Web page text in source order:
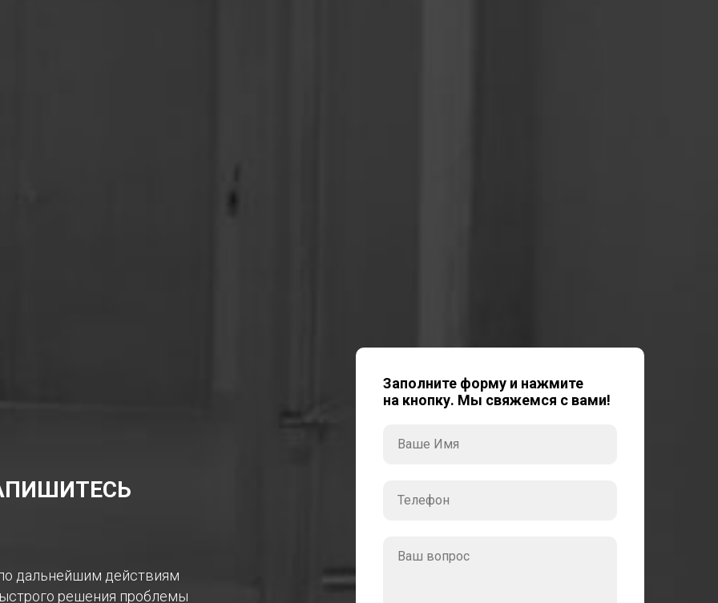
дальнейшим действиям
решения проблемы
Заполните форму и нажмите
на кнопку. Мы свяжемся с вами!
Ваше Имя
Телефон
Ваш вопрос